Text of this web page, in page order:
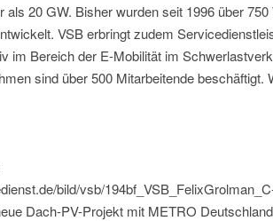
als 20 GW. Bisher wurden seit 1996 über
VSB erbringt zudem
im Bereich der E-Mobilität im
sind über 500 Mitarbeitende beschäftigt.
bild/vsb/
Dach-PV-Projekt mit METRO